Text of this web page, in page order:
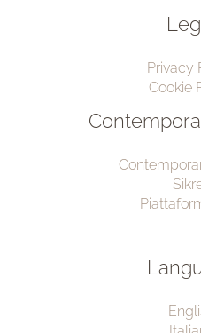
Privacy
Cookie